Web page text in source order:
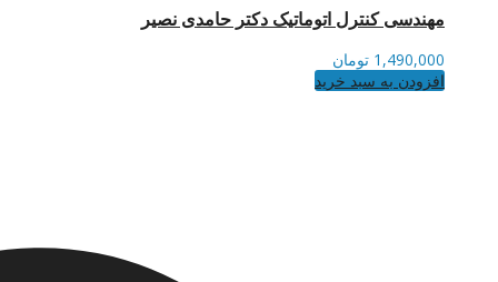
مهندسی کنترل اتوماتیک دکتر حامدی نصیر
1,490,000 تومان
افزودن به سبد خرید